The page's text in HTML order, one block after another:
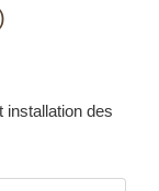
installation des